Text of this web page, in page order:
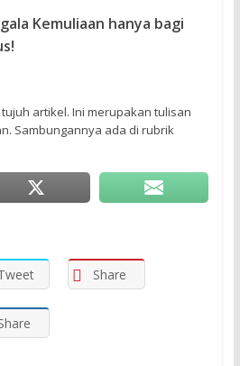
Kemuliaan hanya bagi
artikel. Ini merupakan tulisan
Sambungannya ada di rubrik
Share